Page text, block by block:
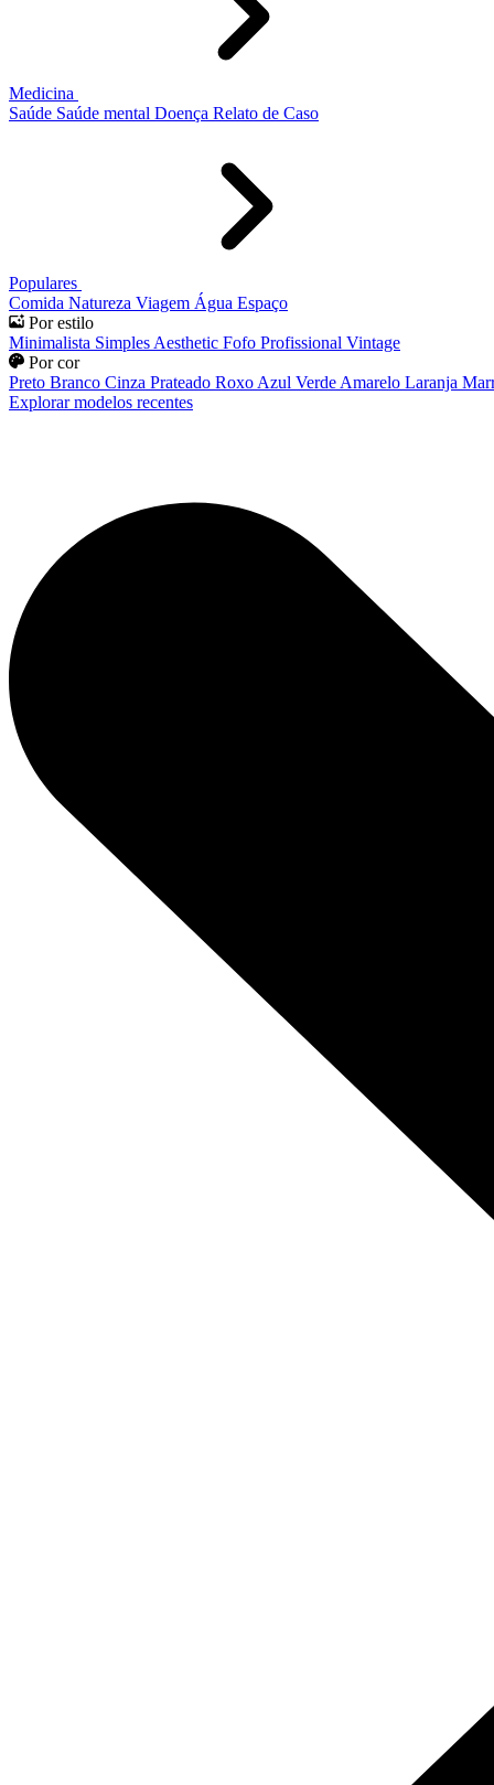
Medicina
Saúde Saúde mental Doença Relato de Caso
Populares
Comida Natureza Viagem Água Espaço
Por estilo
Minimalista Simples Aesthetic Fofo Profissional Vintage
Por cor
Preto Branco Cinza Prateado Roxo Azul Verde Amarelo Laranja
Explorar modelos recentes